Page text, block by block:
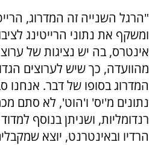
"הרגל השנייה זה המדרוג,
ומשקף את נתוני הרייטינג
מהוועדה, כך שיש לערוצים
המדרוג בסופו של דבר. אנחנו
נתונים מ'יס' ו'הוט', לא סתם
רנדומליות, ושניתן בנוסף
הרדיו ובאינטרנט, יוצא